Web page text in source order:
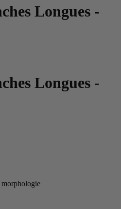
Longues -
Longues -
morphologie